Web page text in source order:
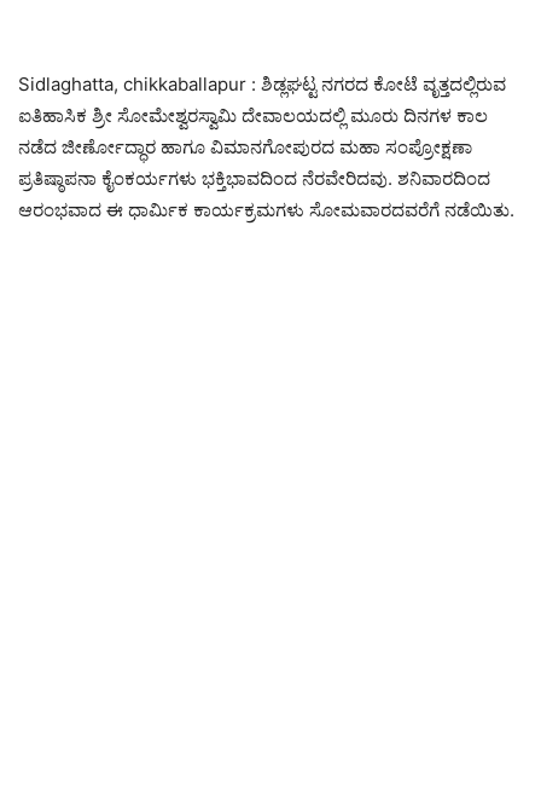
Sidlaghatta, chikkaballapur : ಶಿಡ್ಲಘಟ್ಟ ನಗರದ ಕೋಟೆ ವೃತ್ತದಲ್ಲಿರುವ
ಐತಿಹಾಸಿಕ ಶ್ರೀ ಸೋಮೇಶ್ವರಸ್ವಾಮಿ ದೇವಾಲಯದಲ್ಲಿ ಮೂರು ದಿನಗಳ ಕಾಲ
ನಡೆದ ಜೀರ್ಣೋದ್ಧಾರ ಹಾಗೂ ವಿಮಾನಗೋಪುರದ ಮಹಾ ಸಂಪ್ರೋಕ್ಷಣಾ
ಪ್ರತಿಷ್ಠಾಪನಾ ಕೈಂಕರ್ಯಗಳು ಭಕ್ತಿಭಾವದಿಂದ ನೆರವೇರಿದವು. ಶನಿವಾರದಿಂದ
ಆರಂಭವಾದ ಈ ಧಾರ್ಮಿಕ ಕಾರ್ಯಕ್ರಮಗಳು ಸೋಮವಾರದವರೆಗೆ ನಡೆಯಿತು.